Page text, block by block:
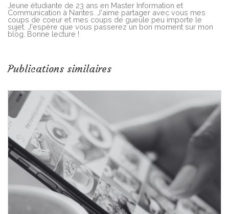
Jeune étudiante de 23 ans en Master Information et
Communication à Nantes. J'aime partager avec vous mes
coups de coeur et mes coups de gueule peu importe le
sujet. J'espère que vous passerez un bon moment sur mon
blog. Bonne lecture !
Publications similaires